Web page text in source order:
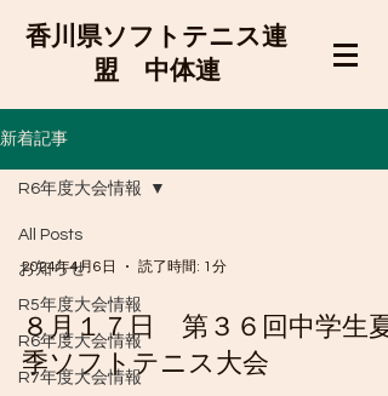
香川県ソフトテニス連
盟 中体連
新着記事
All Posts
お知らせ
R5年度大会情報
R6年度大会情報
R7年度大会情報
R6年度大会情報
2024年4月6日 読了時間: 1分
８月１７日 第３６回中学生夏
季ソフトテニス大会